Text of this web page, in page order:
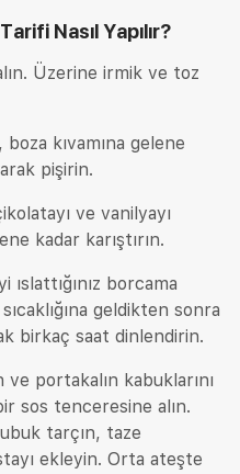
Tarifi Nasıl Yapılır?
Üzerine irmik ve toz
boza kıvamına gelene
pişirin.
ve vanilyayı
kadar karıştırın.
ıslattığınız borcama
geldikten sonra
birkaç saat dinlendirin.
portakalın kabuklarını
sos tenceresine alın.
tarçın, taze
ekleyin. Orta ateşte